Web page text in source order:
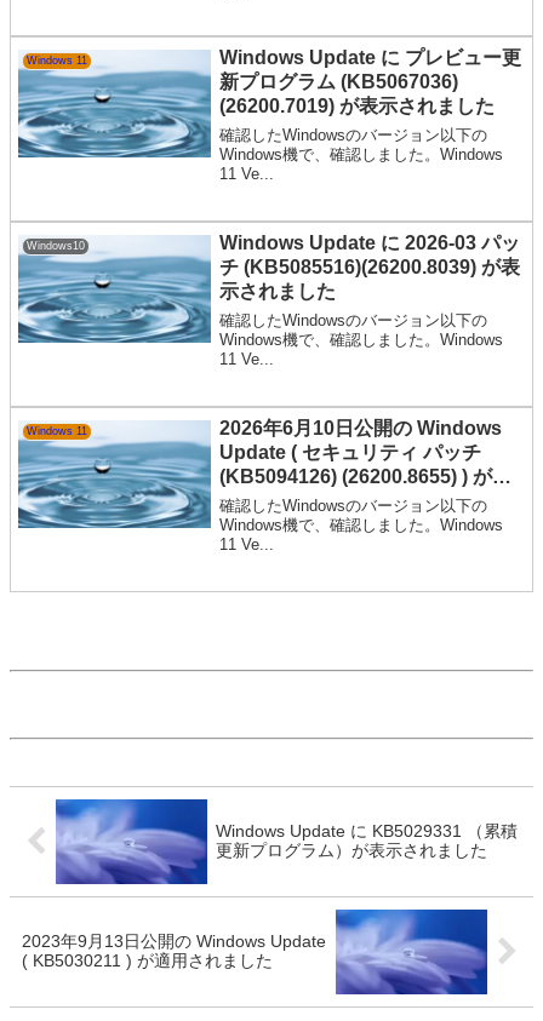
Windows 11
Windows Update に プレビュー更
新プログラム (KB5067036)
(26200.7019) が表示されました
確認したWindowsのバージョン以下の
Windows機で、確認しました。Windows
11 Ve...
Windows10
Windows Update に 2026-03 パッ
チ (KB5085516)(26200.8039) が表
示されました
確認したWindowsのバージョン以下の
Windows機で、確認しました。Windows
11 Ve...
Windows 11
2026年6月10日公開の Windows
Update ( セキュリティ パッチ
(KB5094126) (26200.8655) ) が適
用されました
確認したWindowsのバージョン以下の
Windows機で、確認しました。Windows
11 Ve...
Windows Update に KB5029331 （累積
更新プログラム）が表示されました
2023年9月13日公開の Windows Update
( KB5030211 ) が適用されました